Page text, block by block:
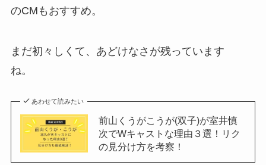
のCMもおすすめ。
まだ初々しくて、あどけなさが残っています
ね。
あわせて読みたい
前山くうがこうが(双子)が室井慎
次でWキャストな理由３選！リク
の見分け方を考察！